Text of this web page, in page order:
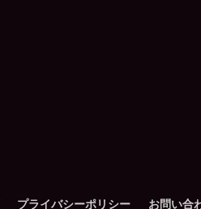
プライバシーポリシー お問い合